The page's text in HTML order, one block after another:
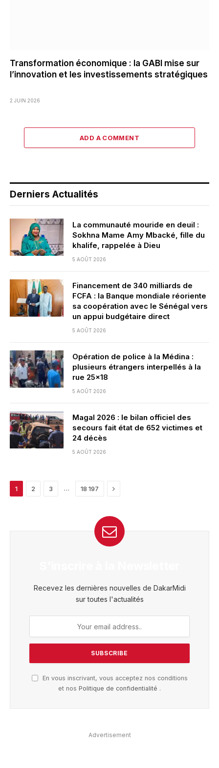
Transformation économique : la GABI mise sur
l’innovation et les investissements stratégiques
2 JUIN 2026
ADD A COMMENT
Derniers Actualités
La communauté mouride en deuil :
Sokhna Mame Amy Mbacké, fille du
khalife, rappelée à Dieu
5 AOÛT 2026
Financement de 340 milliards de
FCFA : la Banque mondiale réoriente
sa coopération avec le Sénégal vers
un appui budgétaire direct
5 AOÛT 2026
Opération de police à la Médina :
plusieurs étrangers interpellés à la
rue 25×18
5 AOÛT 2026
Magal 2026 : le bilan officiel des
secours fait état de 652 victimes et
24 décès
5 AOÛT 2026
1 2 3 … 18 197 Next
Recevez les dernières nouvelles de DakarMidi
sur toutes l'actualités
En vous inscrivant, vous acceptez nos conditions
et nos Politique de confidentialité .
Advertisement